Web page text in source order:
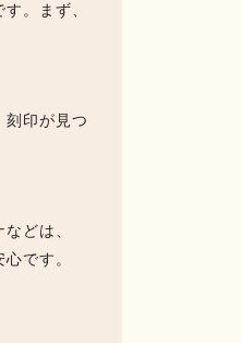
。まず、
刻印が見つ
どは、
です。